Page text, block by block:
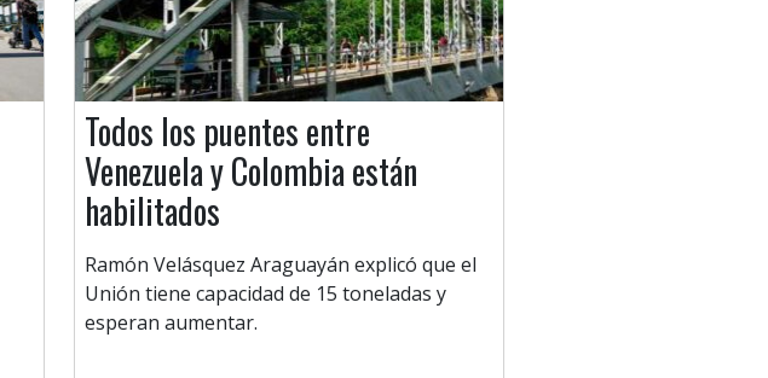
Todos los puentes entre
Venezuela y Colombia están
habilitados
Ramón Velásquez Araguayán explicó que el
Unión tiene capacidad de 15 toneladas y
esperan aumentar.